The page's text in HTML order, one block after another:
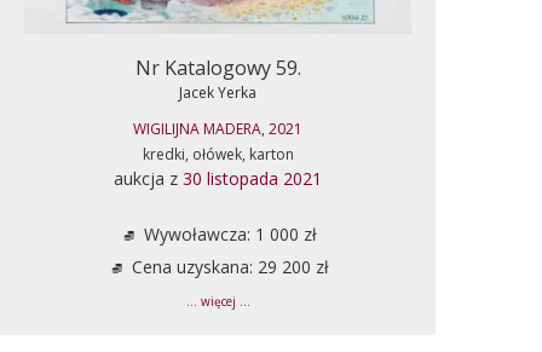
Nr Katalogowy 59.
Jacek Yerka
WIGILIJNA MADERA, 2021
kredki, ołówek, karton
aukcja z 30 listopada 2021
Wywoławcza: 1 000 zł
Cena uzyskana: 29 200 zł
... więcej ...